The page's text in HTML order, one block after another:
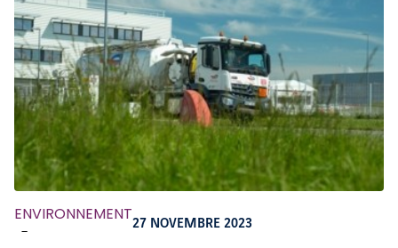
ENVIRONNEMENT
-
27 NOVEMBRE 2023